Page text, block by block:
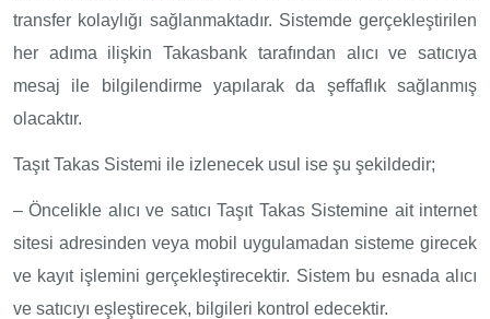
transfer kolaylığı sağlanmaktadır. Sistemde gerçekleştirilen
her adıma ilişkin Takasbank tarafından alıcı ve satıcıya
mesaj ile bilgilendirme yapılarak da şeffaflık sağlanmış
olacaktır.
Taşıt Takas Sistemi ile izlenecek usul ise şu şekildedir;
– Öncelikle alıcı ve satıcı Taşıt Takas Sistemine ait internet
sitesi adresinden veya mobil uygulamadan sisteme girecek
ve kayıt işlemini gerçekleştirecektir. Sistem bu esnada alıcı
ve satıcıyı eşleştirecek, bilgileri kontrol edecektir.